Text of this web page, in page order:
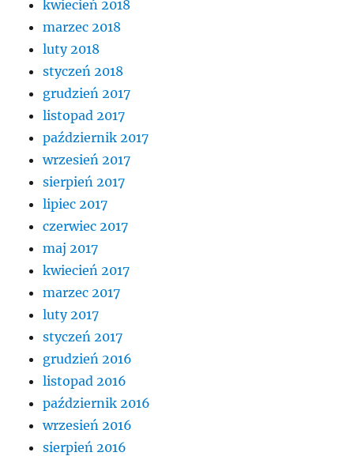
kwiecień 2018
marzec 2018
luty 2018
styczeń 2018
grudzień 2017
listopad 2017
październik 2017
wrzesień 2017
sierpień 2017
lipiec 2017
czerwiec 2017
maj 2017
kwiecień 2017
marzec 2017
luty 2017
styczeń 2017
grudzień 2016
listopad 2016
październik 2016
wrzesień 2016
sierpień 2016